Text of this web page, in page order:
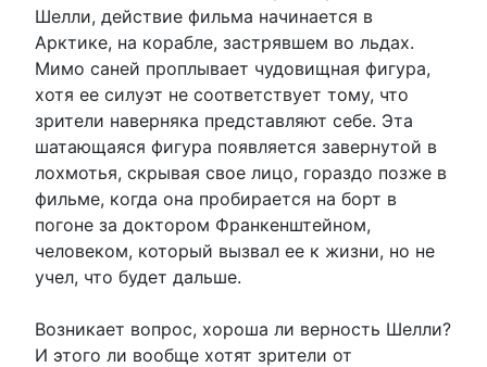
Шелли, действие фильма начинается в
Арктике, на корабле, застрявшем во льдах.
Мимо саней проплывает чудовищная фигура,
хотя ее силуэт не соответствует тому, что
зрители наверняка представляют себе. Эта
шатающаяся фигура появляется завернутой в
лохмотья, скрывая свое лицо, гораздо позже в
фильме, когда она пробирается на борт в
погоне за доктором Франкенштейном,
человеком, который вызвал ее к жизни, но не
учел, что будет дальше.
Возникает вопрос, хороша ли верность Шелли?
И этого ли вообще хотят зрители от